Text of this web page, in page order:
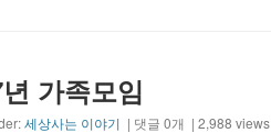
가족모임
세상사는 이야기 | 댓글 0개 | 2,988 views